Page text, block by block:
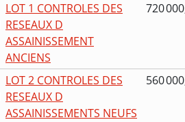
LOT 1 CONTROLES DES
RESEAUX D
ASSAINISSEMENT
ANCIENS
720
LOT 2 CONTROLES DES
RESEAUX D
ASSAINISSEMENTS NEUFS
560